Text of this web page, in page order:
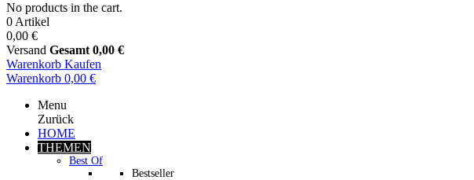
No products in the cart.
0 Artikel
0,00 €
Versand Gesamt 0,00 €
Warenkorb Kaufen
Warenkorb 0,00 €
Menu
Zurück
HOME
THEMEN
Best Of
Bestseller